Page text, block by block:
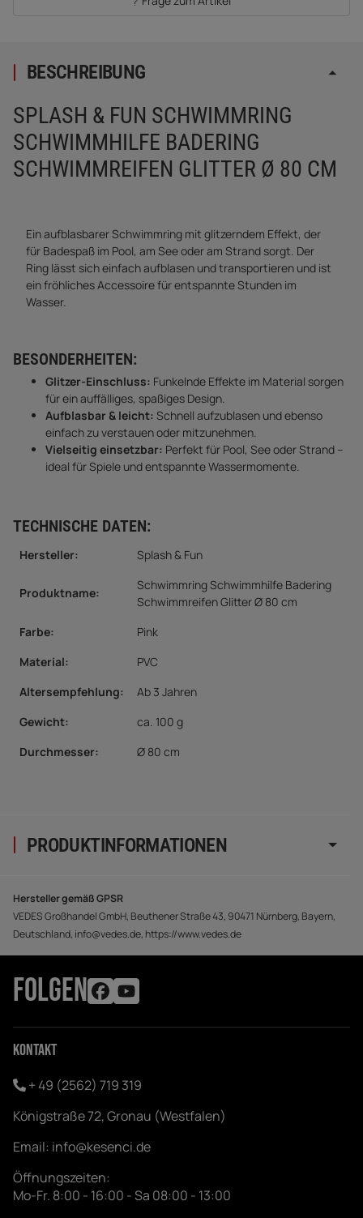
PRODUKTINFORMATIONEN
BESCHREIBUNG
SPLASH & FUN SCHWIMMRING
SCHWIMMHILFE BADERING
SCHWIMMREIFEN GLITTER Ø 80 CM
Ein aufblasbarer Schwimmring mit glitzerndem Effekt, der
für Badespaß im Pool, am See oder am Strand sorgt. Der
Ring lässt sich einfach aufblasen und transportieren und ist
ein fröhliches Accessoire für entspannte Stunden im
Wasser.
BESONDERHEITEN:
Glitzer-Einschluss: Funkelnde Effekte im Material sorgen
für ein auffälliges, spaßiges Design.
Aufblasbar & leicht: Schnell aufzublasen und ebenso
einfach zu verstauen oder mitzunehmen.
Vielseitig einsetzbar: Perfekt für Pool, See oder Strand –
ideal für Spiele und entspannte Wassermomente.
TECHNISCHE DATEN:
Hersteller: Splash & Fun
Produktname:
Schwimmring Schwimmhilfe Badering
Schwimmreifen Glitter Ø 80 cm
Farbe:
Pink
Material:
PVC
Altersempfehlung:
Ab 3 Jahren
Gewicht:
ca. 100 g
Durchmesser:
Ø 80 cm
Hersteller gemäß GPSR
VEDES Großhandel GmbH, Beuthener Straße 43, 90471 Nürnberg, Bayern,
Deutschland, info@vedes.de, https://www.vedes.de
FOLGEN
Kontakt
+ 49 (2562) 719 319
Königstraße 72, Gronau (Westfalen)
Email: info@kesenci.de
Öffnungszeiten:
Mo-Fr. 8:00 - 16:00 - Sa 08:00 - 13:00